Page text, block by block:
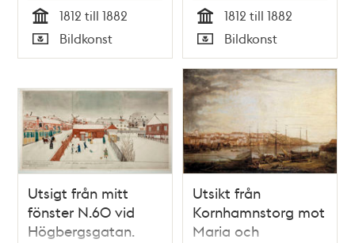
Tid
1812 till 1882
Typ
Bildkonst Tid
1812 till 1882
Typ
Bildkonst
Utsigt från mitt
fönster N.60 vid
Högbergsgatan.
Utsikt från
Kornhamnstorg mot
Maria och